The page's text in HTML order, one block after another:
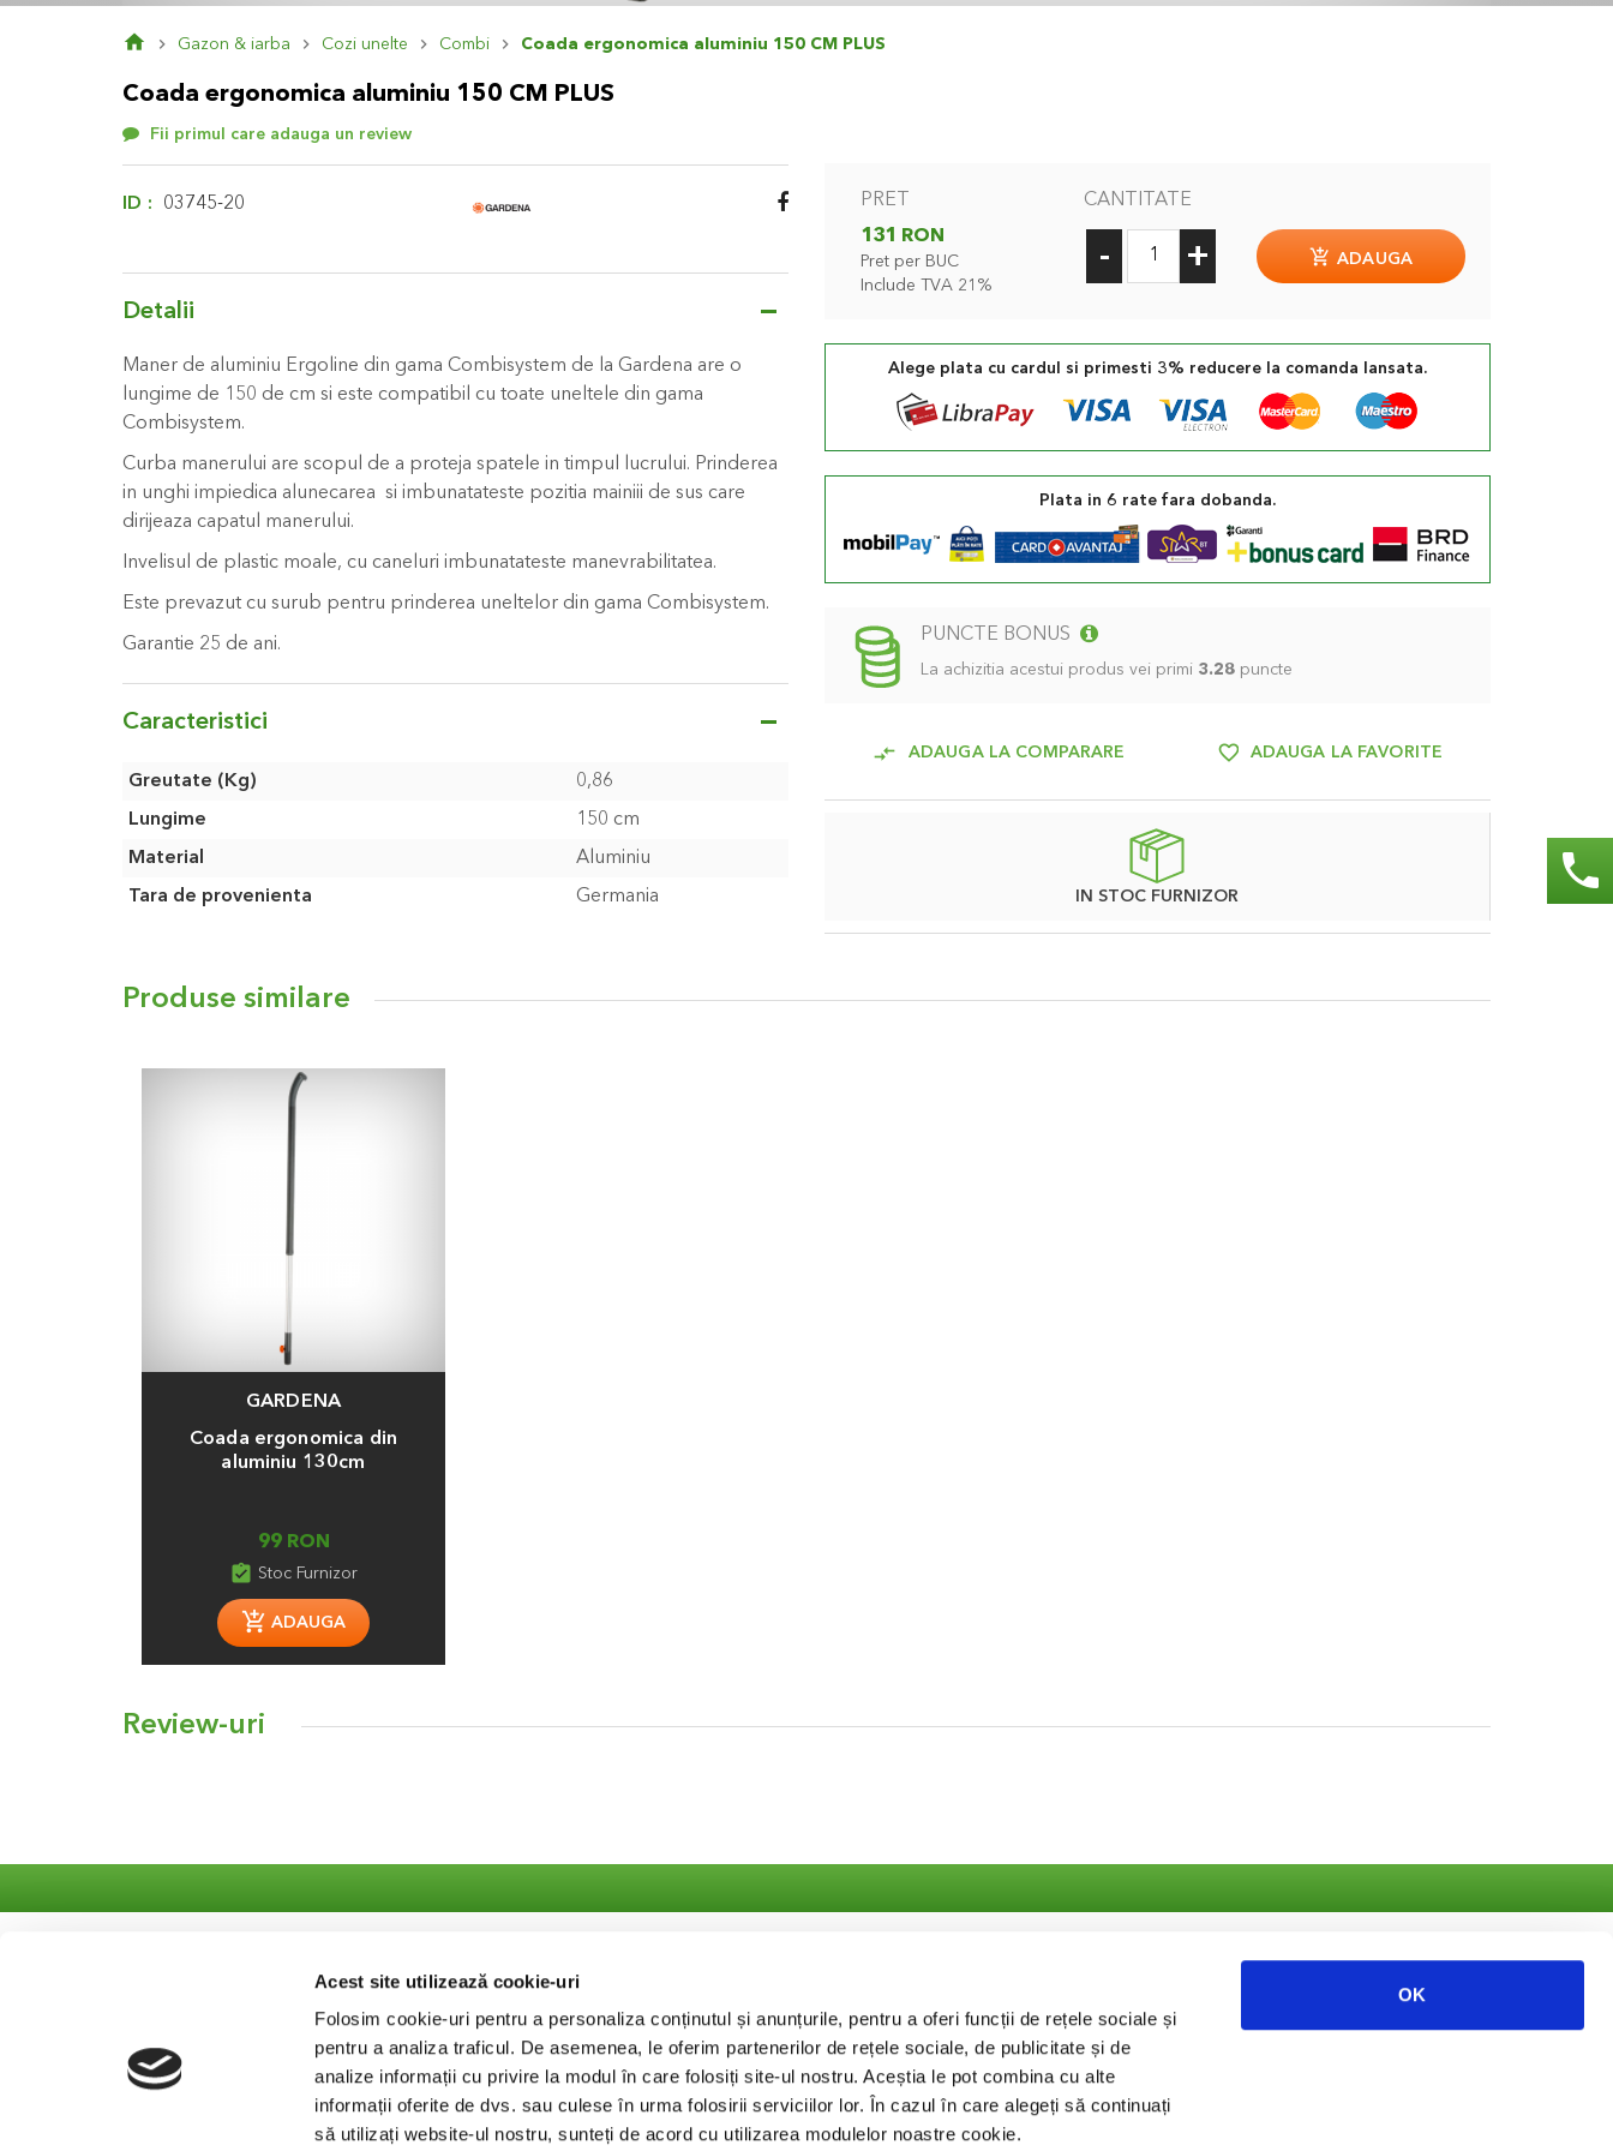
Acest site utilizează cookie-uri
Folosim cookie-uri pentru a personaliza conținutul și anunțurile, pentru a oferi funcții de rețele sociale și
pentru a analiza traficul. De asemenea, le oferim partenerilor de rețele sociale, de publicitate și de
analize informații cu privire la modul în care folosiți site-ul nostru. Aceștia le pot combina cu alte
informații oferite de dvs. sau culese în urma folosirii serviciilor lor. În cazul în care alegeți să continuați
să utilizați website-ul nostru, sunteți de acord cu utilizarea modulelor noastre cookie.
OK
Gazon & iarba Cozi unelte Combi Coada ergonomica aluminiu 150 CM PLUS
Coada ergonomica aluminiu 150 CM PLUS
Fii primul care adauga un review
PRET
131 RON
Pret per BUC
Include TVA 21%
CANTITATE
- + ADAUGA
Alege plata cu cardul si primesti 3% reducere la comanda lansata.
Plata in 6 rate fara dobanda.
PUNCTE BONUS
La achizitia acestui produs vei primi 3.28 puncte
ADAUGA LA COMPARARE ADAUGA LA FAVORITE
IN STOC FURNIZOR
ID 03745-20
Detalii
Maner de aluminiu Ergoline din gama Combisystem de la Gardena are o
lungime de 150 de cm si este compatibil cu toate uneltele din gama
Combisystem.
Curba manerului are scopul de a proteja spatele in timpul lucrului. Prinderea
in unghi impiedica alunecarea si imbunatateste pozitia mainiii de sus care
dirijeaza capatul manerului.
Invelisul de plastic moale, cu caneluri imbunatateste manevrabilitatea.
Este prevazut cu surub pentru prinderea uneltelor din gama Combisystem.
Garantie 25 de ani.
Caracteristici
Caracteristici
Greutate (Kg)
0,86
Lungime
150 cm
Material
Aluminiu
Tara de provenienta
Germania
Produse similare
GARDENA
Coada ergonomica din
aluminiu 130cm
99 RON
assignment_turned_in Stoc Furnizor
ADAUGA
Review-uri
phone
Contact
Securitatea platilor
Despre noi
Termeni si Conditii
Politica de Confidentialitate
Puncte de fidelizare
FAQ